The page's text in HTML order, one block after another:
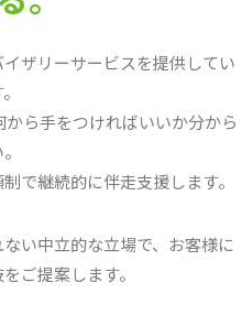
ザリーサービスを提供してい
ら手をつければいいか分から
で継続的に伴走支援します。
い中立的な立場で、お客様に
ご提案します。